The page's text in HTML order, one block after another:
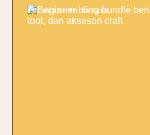
03 / READY TO CREATE